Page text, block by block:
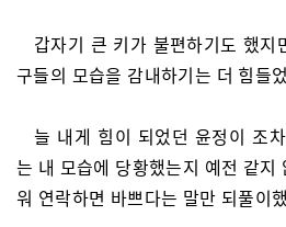
갑자기 큰 키가 불편하기도 했
구들의 모습을 감내하기는 더 힘들
늘 내게 힘이 되었던 윤정이 조
는 내 모습에 당황했는지 예전 같지
워 연락하면 바쁘다는 말만 되풀이